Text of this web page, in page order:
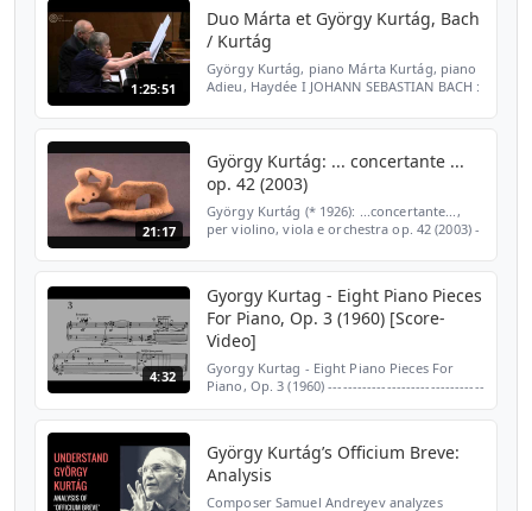
1:25:51
Duo Márta et György Kurtág, Bach
/ Kurtág
György Kurtág, piano Márta Kurtág, piano
Adieu, Haydée I JOHANN SEBASTIAN BACH :
21:17
György Kurtág: ... concertante ...
op. 42 (2003)
György Kurtág (* 1926): ...concertante...,
per violino, viola e orchestra op. 42 (2003) -
4:32
Gyorgy Kurtag - Eight Piano Pieces
For Piano, Op. 3 (1960) [Score-
Video]
Gyorgy Kurtag - Eight Piano Pieces For
Piano, Op. 3 (1960) --------------------------------
György Kurtág’s Officium Breve:
Analysis
Composer Samuel Andreyev analyzes